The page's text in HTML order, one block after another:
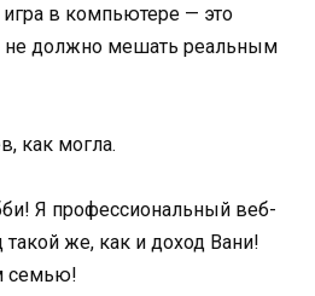
в компьютере — это
не должно мешать реальным
как могла.
Я профессиональный веб-
же, как и доход Вани!
семью!